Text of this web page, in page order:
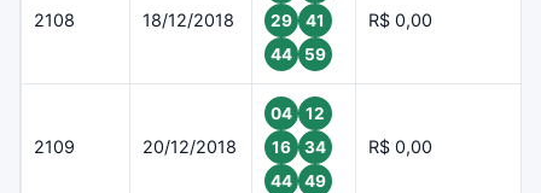
2108 18/12/2018
29
41
44
59
R$ 0,00
2109 20/12/2018
04
12
16
34
44
49
R$ 0,00